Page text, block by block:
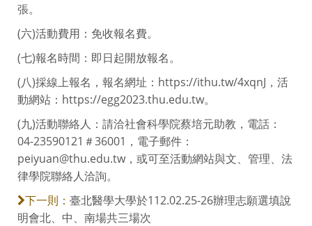
張。
(六)活動費用：免收報名費。
(七)報名時間：即日起開放報名。
(八)採線上報名，報名網址：https://ithu.tw/4xqnJ，活
動網站：https://egg2023.thu.edu.tw。
(九)活動聯絡人：請洽社會科學院蔡培元助教，電話：
04-23590121＃36001，電子郵件：
peiyuan@thu.edu.tw，或可至活動網站與文、管理、法
律學院聯絡人洽詢。
下一則： 臺北醫學大學於112.02.25-26辦理志願選填說
明會北、中、南場共三場次